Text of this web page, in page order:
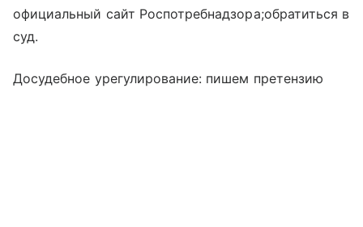
официальный сайт Роспотребнадзора;обратиться в
суд.
Досудебное урегулирование: пишем претензию